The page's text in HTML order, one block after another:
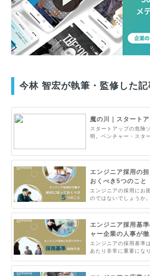
今林 智宏が執筆・監修した記
魔の川｜スタート
スタートアップの危険
明。ベンチャー・スタ
エンジニア採用の
おくべき5つのこと
エンジニアの採用にお
のではないでしょうか
る理解と知識が必要で
なことをまとめました
の人事担当者はぜひご
エンジニア採用基
ャー企業の人事が
エンジニアの採用基準
あたり非常に重要にな
しくなります。一方で
入社してから困ること